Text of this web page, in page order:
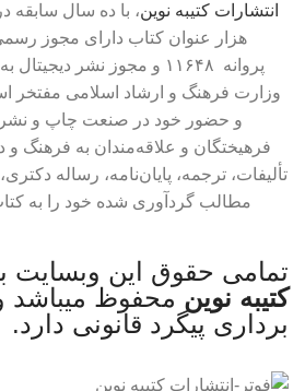
انتشارات کتیبه نوین، با ده سال سابقه
هزار عنوان کتاب دارای مجوز
وزارت فرهنگ و ارشاد اسلامی مفتخر
و حضور خود در صنعت چاپ و نشر
فرهیختگان و علاقه‌مندان به فرهنگ و
تألیفات، ترجمه، پایان‌نامه، رساله
مطالب گردآوری شده خود را به کتاب
تمامی حقوق این وبسایت
کتیبه نوین محفوظ میباشد
برداری پیگرد قانونی دارد.